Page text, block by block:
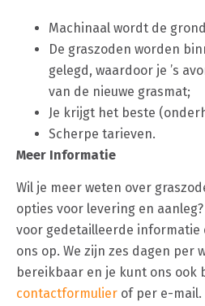
Machinaal wordt de
De graszoden worden
gelegd, waardoor je ’s
van de nieuwe grasmat;
Je krijgt het beste
Scherpe tarieven.
Meer Informatie
Wil je meer weten over
opties voor levering en
voor gedetailleerde informatie
ons op. We zijn zes dagen per
bereikbaar en je kunt ons ook
contactformulier of per e-